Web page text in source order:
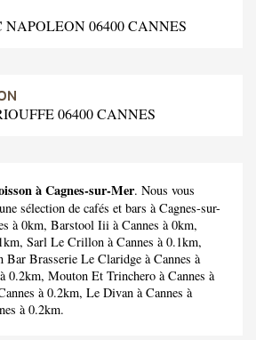
NAPOLEON 06400 CANNES
06400 CANNES
à Cagnes-sur-Mer. Nous vous
sélection de cafés et bars à Cagnes-sur-
à 0km, Barstool Iii à Cannes à 0km,
Sarl Le Crillon à Cannes à 0.1km,
Bar Brasserie Le Claridge à Cannes à
0.2km, Mouton Et Trinchero à Cannes à
à 0.2km, Le Divan à Cannes à
à 0.2km.